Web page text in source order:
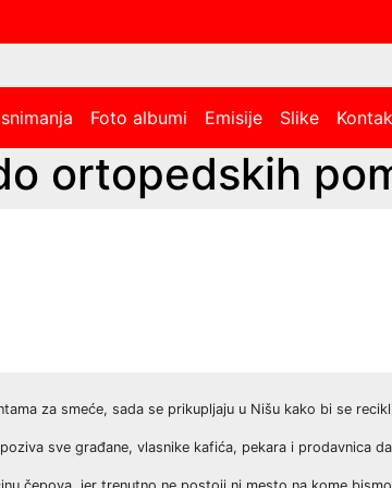
Foto albumi Emisije Slike
ortopedskih
za smeće, sada se prikupljaju u Nišu kako bi se
sve građane, vlasnike kafića, pekara i